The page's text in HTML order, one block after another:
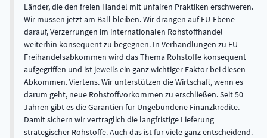
Länder, die den freien Handel mit unfairen Praktiken erschweren.
Wir müssen jetzt am Ball bleiben. Wir drängen auf EU-Ebene
darauf, Verzerrungen im internationalen Rohstoffhandel
weiterhin konsequent zu begegnen. In Verhandlungen zu EU-
Freihandelsabkommen wird das Thema Rohstoffe konsequent
aufgegriffen und ist jeweils ein ganz wichtiger Faktor bei diesen
Abkommen. Viertens. Wir unterstützen die Wirtschaft, wenn es
darum geht, neue Rohstoffvorkommen zu erschließen. Seit 50
Jahren gibt es die Garantien für Ungebundene Finanzkredite.
Damit sichern wir vertraglich die langfristige Lieferung
strategischer Rohstoffe. Auch das ist für viele ganz entscheidend.